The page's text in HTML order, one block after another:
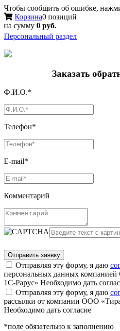
Чтобы сообщить об ошибке,
Корзина0 позиций
на сумму 0 руб.
Персональный раздел
Заказать
Ф.И.О.*
Телефон*
E-mail*
Комментарий
Отправляя эту форму, я даю
персональных данных
1С-Рарус» Необходимо дать
Отправляя эту форму, я даю
рассылки от компании ООО
Необходимо дать согласие
*поле обязательно к заполнению